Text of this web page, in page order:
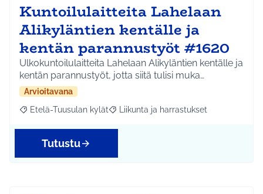
Kuntoilulaitteita Lahelaan
Alikyläntien kentälle ja
kentän parannustyöt #1620
Ulkokuntoilulaitteita Lahelaan Alikyläntien kentälle ja
kentän parannustyöt, jotta siitä tulisi muka…
Arvioitavana
Rajaa tulokset aihepiirin mukaan: Etelä-Tuusulan kylät
Etelä-Tuusulan kylät Rajaa tulokset teeman mukaan:
Liikunta ja harrastukset
Tutustu